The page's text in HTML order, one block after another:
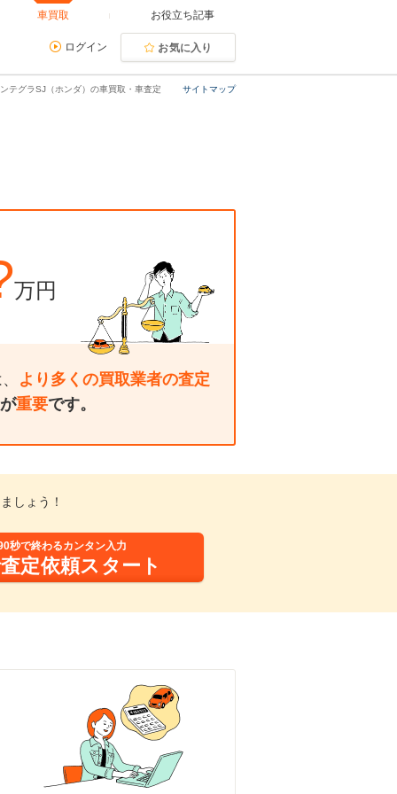
車買取 お役立ち記事
ログイン お気に入り
サイトマップ
テグラSJ（ホンダ）の車買取・車査定
万円
より多くの買取業者の査定
重要です。
しょう！
秒で終わるカンタン入力
定依頼スタート